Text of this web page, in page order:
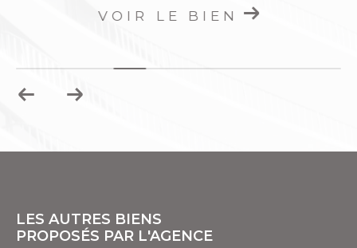
VOIR LE BIEN
LES AUTRES BIENS
PROPOSÉS PAR L'AGENCE